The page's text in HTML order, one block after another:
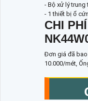
- Bộ xử lý
- 1 thiết bị ổ
CHI
Đơn giá đã
10.000/mét,